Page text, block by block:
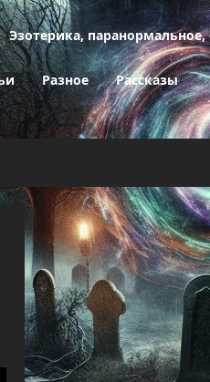
Эзотерика, паранормальное,
Разное Рассказы